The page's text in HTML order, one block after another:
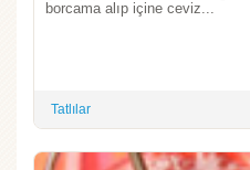
borcama alıp içine ceviz...
Tatlılar